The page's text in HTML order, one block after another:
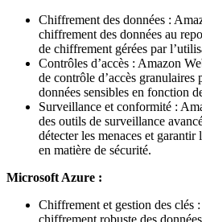
Chiffrement des données :
chiffrement des données au
de chiffrement gérées par
Contrôles d’accès : Amazon
de contrôle d’accès granulaires
données sensibles en fonction
Surveillance et conformité :
des outils de surveillance
détecter les menaces et garantir
en matière de sécurité.
Microsoft Azure :
Chiffrement et gestion des
chiffrement robuste des